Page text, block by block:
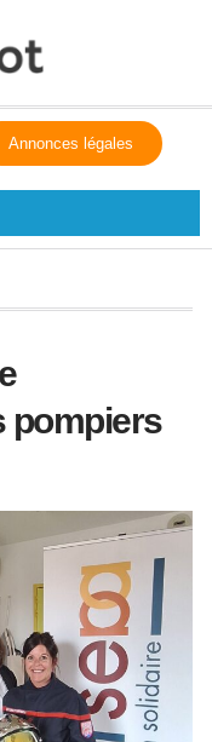
Annonces légales
pompiers